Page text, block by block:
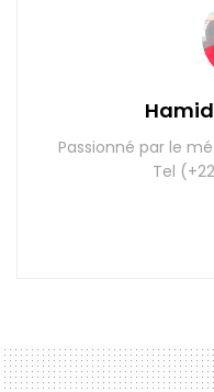
Passionné par le
Tel